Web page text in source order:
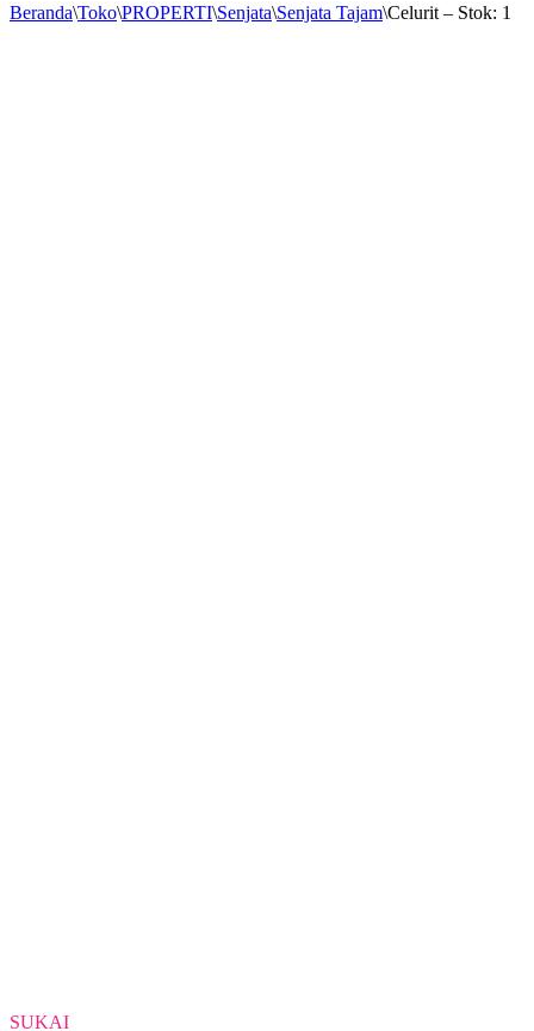
Beranda\Toko\PROPERTI\Senjata\Senjata Tajam\Celurit – Stok: 1
SUKAI